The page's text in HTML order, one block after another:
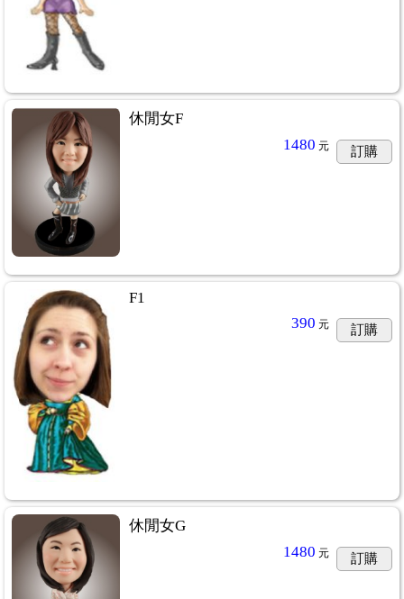
休閒女F
1480 元 訂購
F1
390 元 訂購
休閒女G
1480 元 訂購